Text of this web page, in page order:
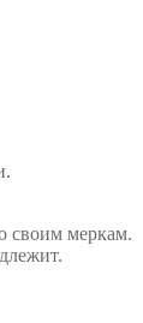
своим меркам.